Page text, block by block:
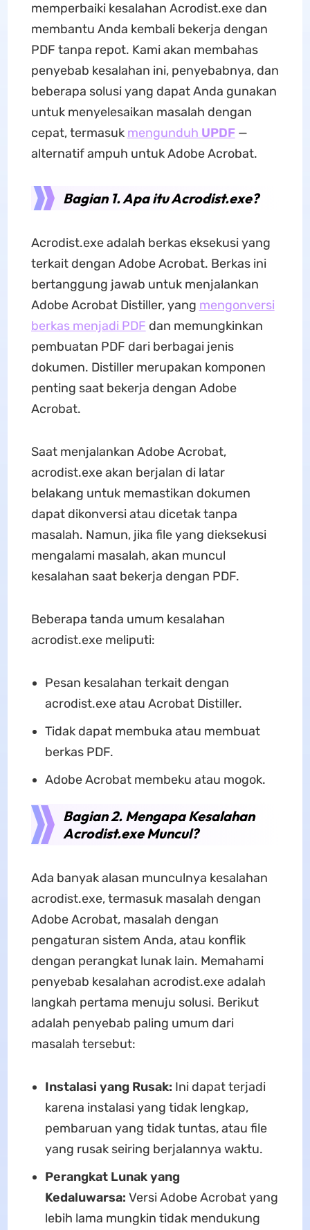
memperbaiki kesalahan Acrodist.exe dan
membantu Anda kembali bekerja dengan
PDF tanpa repot. Kami akan membahas
penyebab kesalahan ini, penyebabnya, dan
beberapa solusi yang dapat Anda gunakan
untuk menyelesaikan masalah dengan
cepat, termasuk mengunduh UPDF—
alternatif ampuh untuk Adobe Acrobat.
Bagian 1. Apa itu Acrodist.exe?
Acrodist.exe adalah berkas eksekusi yang
terkait dengan Adobe Acrobat. Berkas ini
bertanggung jawab untuk menjalankan
Adobe Acrobat Distiller, yang mengonversi
berkas menjadi PDF dan memungkinkan
pembuatan PDF dari berbagai jenis
dokumen. Distiller merupakan komponen
penting saat bekerja dengan Adobe
Acrobat.
Saat menjalankan Adobe Acrobat,
acrodist.exe akan berjalan di latar
belakang untuk memastikan dokumen
dapat dikonversi atau dicetak tanpa
masalah. Namun, jika file yang dieksekusi
mengalami masalah, akan muncul
kesalahan saat bekerja dengan PDF.
Beberapa tanda umum kesalahan
acrodist.exe meliputi:
Pesan kesalahan terkait dengan
acrodist.exe atau Acrobat Distiller.
Tidak dapat membuka atau membuat
berkas PDF.
Adobe Acrobat membeku atau mogok.
Bagian 2. Mengapa Kesalahan
Acrodist.exe Muncul?
Ada banyak alasan munculnya kesalahan
acrodist.exe, termasuk masalah dengan
Adobe Acrobat, masalah dengan
pengaturan sistem Anda, atau konflik
dengan perangkat lunak lain. Memahami
penyebab kesalahan acrodist.exe adalah
langkah pertama menuju solusi. Berikut
adalah penyebab paling umum dari
masalah tersebut:
Instalasi yang Rusak: Ini dapat terjadi
karena instalasi yang tidak lengkap,
pembaruan yang tidak tuntas, atau file
yang rusak seiring berjalannya waktu.
Perangkat Lunak yang
Kedaluwarsa: Versi Adobe Acrobat yang
lebih lama mungkin tidak mendukung